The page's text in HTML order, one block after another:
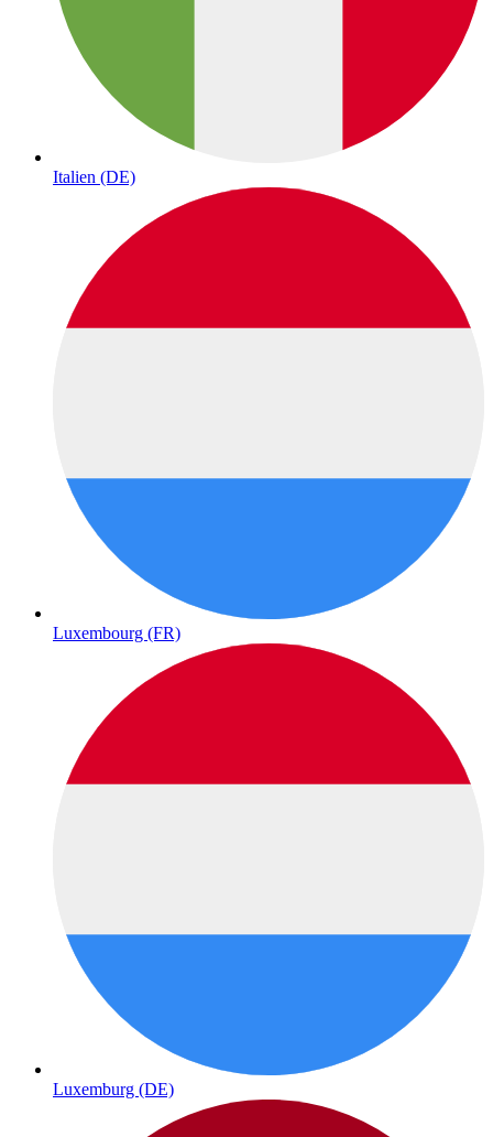
Italien (DE)
Luxembourg (FR)
Luxemburg (DE)